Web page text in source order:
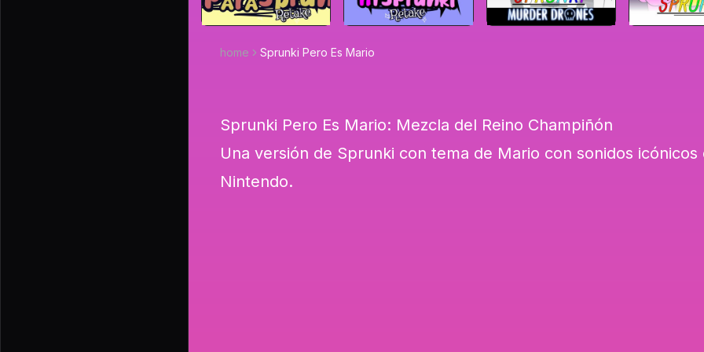
home Sprunki Pero Es Mario
Sprunki Pero Es Mario: Mezcla del Reino Champiñón
Una versión de Sprunki con tema de Mario con sonidos icónicos
Nintendo.